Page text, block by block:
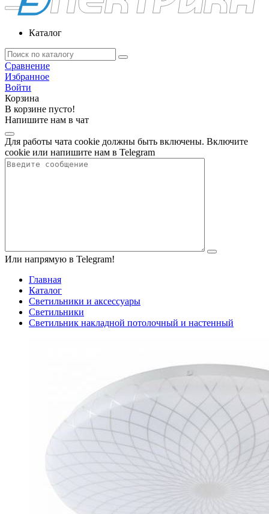
Каталог
Сравнение
Избранное
Войти
Корзина
В корзине пусто!
Напишите нам в чат
Для работы чата cookie должны быть включены. Включите
cookie или напишите нам в Telegram
Или напрямую в Telegram!
Главная
Каталог
Светильники и аксессуары
Светильники
Светильник накладной потолочный и настенный